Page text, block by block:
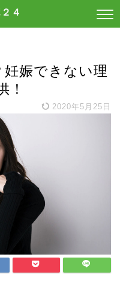
４
娠できない理
！
2020年5月25日